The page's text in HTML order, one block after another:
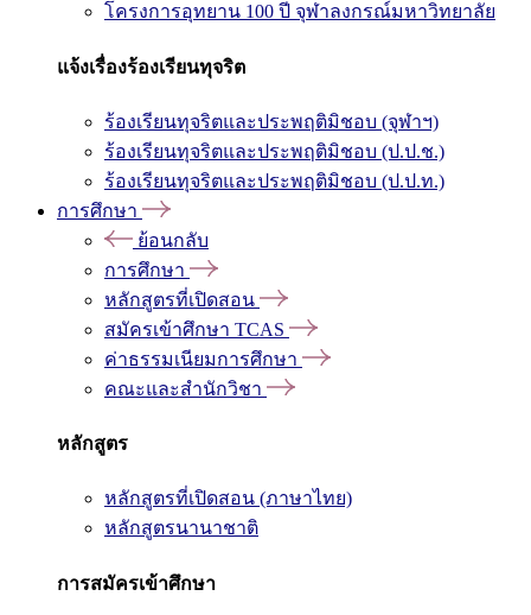
โครงการอุทยาน 100 ปี จุฬาลงกรณ์มหาวิทยาลัย
แจ้งเรื่องร้องเรียนทุจริต
ร้องเรียนทุจริตและประพฤติมิชอบ (จุฬาฯ)
ร้องเรียนทุจริตและประพฤติมิชอบ (ป.ป.ช.)
ร้องเรียนทุจริตและประพฤติมิชอบ (ป.ป.ท.)
การศึกษา
ย้อนกลับ
การศึกษา
หลักสูตรที่เปิดสอน
สมัครเข้าศึกษา TCAS
ค่าธรรมเนียมการศึกษา
คณะและสำนักวิชา
หลักสูตร
หลักสูตรที่เปิดสอน (ภาษาไทย)
หลักสูตรนานาชาติ
การสมัครเข้าศึกษา